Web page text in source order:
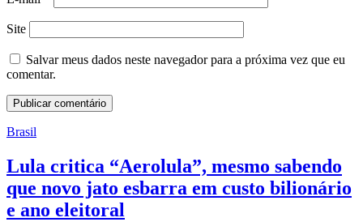
Site
Salvar meus dados neste navegador para a próxima vez que eu
comentar.
Brasil
Lula critica “Aerolula”, mesmo sabendo
que novo jato esbarra em custo bilionário
e ano eleitoral